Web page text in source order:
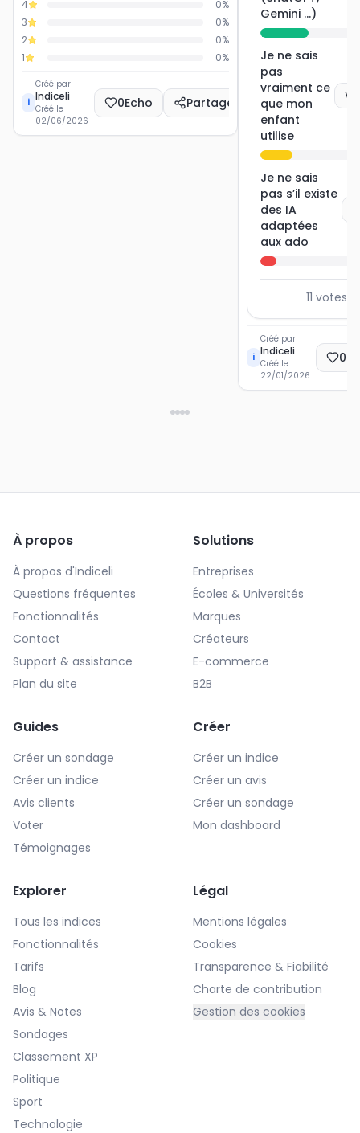
4 0%
3
0%
2
0%
1
0%
i
Créé par
Indiceli
Créé le
02/06/2026
0Echo Partager
Gemini ...)
Je ne sais
pas
vraiment ce
que mon
enfant
utilise
Je ne sais
pas s’il existe
des IA
adaptées
aux ado
11 votes
i
Créé par
Indiceli
Créé le
22/01/2026
0
À propos
À propos d'Indiceli
Questions fréquentes
Fonctionnalités
Contact
Support & assistance
Plan du site
Solutions
Entreprises
Écoles & Universités
Marques
Créateurs
E-commerce
B2B
Guides
Créer un sondage
Créer un indice
Avis clients
Voter
Témoignages
Créer
Créer un indice
Créer un avis
Créer un sondage
Mon dashboard
Explorer
Tous les indices
Fonctionnalités
Tarifs
Blog
Avis & Notes
Sondages
Classement XP
Politique
Sport
Technologie
Légal
Mentions légales
Cookies
Transparence & Fiabilité
Charte de contribution
Gestion des cookies